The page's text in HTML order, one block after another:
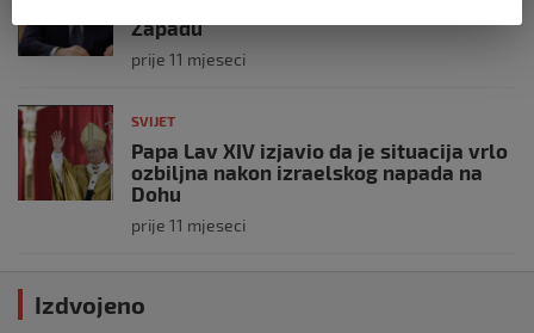
Zapadu
prije 11 mjeseci
SVIJET
Papa Lav XIV izjavio da je situacija vrlo
ozbiljna nakon izraelskog napada na
Dohu
prije 11 mjeseci
Izdvojeno